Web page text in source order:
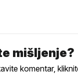
mišljenje?
komentar,